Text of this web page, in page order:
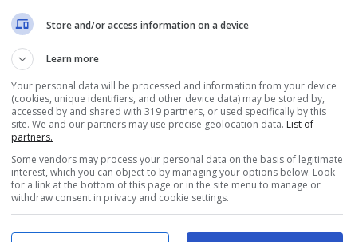
Store and/or access information on a device
Learn more
Your personal data will be processed and information from your device
(cookies, unique identifiers, and other device data) may be stored by,
accessed by and shared with 319 partners, or used specifically by this
site. We and our partners may use precise geolocation data. List of
partners.
Some vendors may process your personal data on the basis of legitimate
interest, which you can object to by managing your options below. Look
for a link at the bottom of this page or in the site menu to manage or
withdraw consent in privacy and cookie settings.